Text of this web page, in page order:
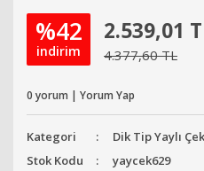
%42
indirim
2.539,01
4.377,60 TL
0 yorum | Yorum Yap
Kategori
Dik Tip Yaylı
Stok Kodu
yaycek629